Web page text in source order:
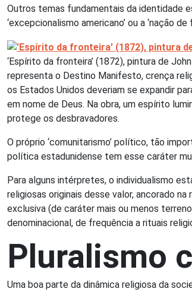
Outros temas fundamentais da identidade
‘excepcionalismo americano’ ou a ‘nação
‘Espírito da fronteira’ (1872), pintura de
representa o Destino Manifesto, crença
os Estados Unidos deveriam se expandir
em nome de Deus. Na obra, um espírito
protege os desbravadores.
O próprio ‘comunitarismo’ político, tão
política estadunidense tem esse caráter
Para alguns intérpretes, o individualismo
religiosas originais desse valor, ancorado
exclusiva (de caráter mais ou menos
denominacional, de frequência a rituais
Pluralismo
Uma boa parte da dinâmica religiosa da